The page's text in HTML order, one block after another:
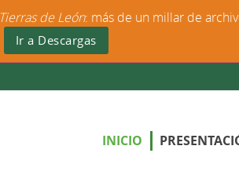
INICIO
Tierras de León: más de un millar de
Ir a Descargas